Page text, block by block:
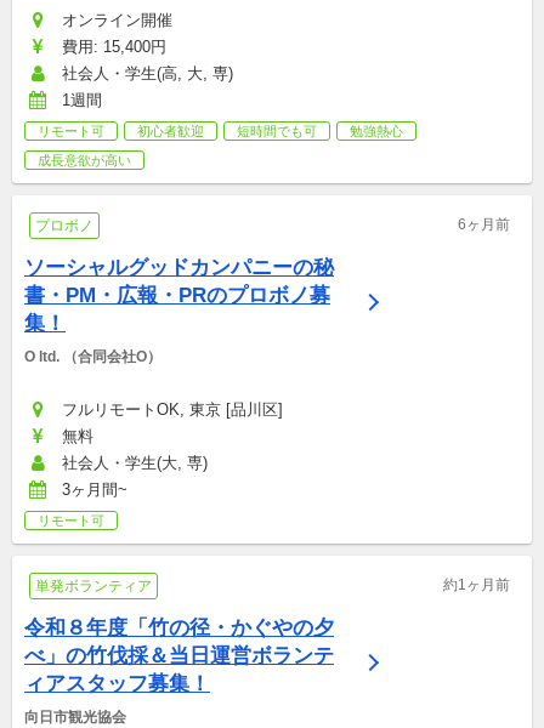
オンライン開催
費用: 15,400円
社会人・学生(高, 大, 専)
1週間
リモート可 初心者歓迎 短時間でも可
勉強熱心
成長意欲が高い
プロボノ 6ヶ月前
ソーシャルグッドカンパニーの秘
書・PM・広報・PRのプロボノ募
集！
O ltd. （合同会社O）
フルリモートOK, 東京 [品川区]
無料
社会人・学生(大, 専)
3ヶ月間~
リモート可
単発ボランティア 約1ヶ月前
令和８年度「竹の径・かぐやの夕
べ」の竹伐採＆当日運営ボランテ
ィアスタッフ募集！
向日市観光協会